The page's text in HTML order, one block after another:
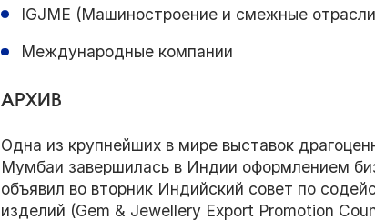
IGJME (Машиностроение и смежные
Международные компании
АРХИВ
Одна из крупнейших в мире выставок
Мумбаи завершилась в Индии оформлением
объявил во вторник Индийский совет по
изделий (Gem & Jewellery Export Promotion